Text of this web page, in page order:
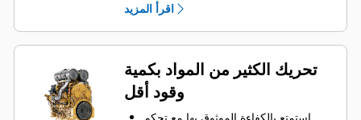
تم تصميم الشفرات المرنة والمتينة
بسمات تجريف وتدحرج فائقة.
ينتح عن تحسين حامل تثبيت المحور زيادة
يتم استخدام المصبوبات في المحرك
والإطار في مناطق الضغط العالي لتوزيع
اقرأ المزيد
تحريك الكثير من المواد بكمية
وقود أقل